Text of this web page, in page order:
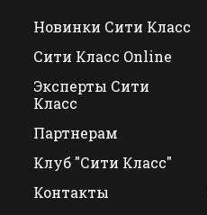
Новинки Сити Класс
Сити Класс Online
Эксперты Сити
Класс
Партнерам
Клуб "Сити Класс"
Контакты